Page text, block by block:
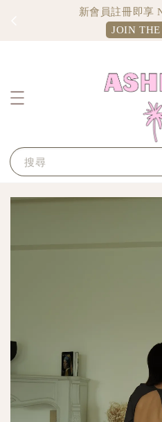
新會員註冊即享
JOIN
搜尋